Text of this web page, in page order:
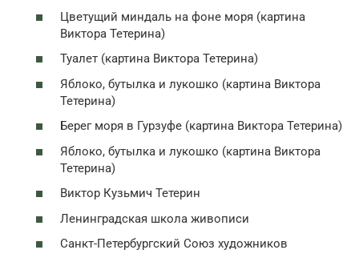
Цветущий миндаль на фоне моря (картина
Виктора Тетерина)
Туалет (картина Виктора Тетерина)
Яблоко, бутылка и лукошко (картина Виктора
Тетерина)
Берег моря в Гурзуфе (картина Виктора Тетерина)
Яблоко, бутылка и лукошко (картина Виктора
Тетерина)
Виктор Кузьмич Тетерин
Ленинградская школа живописи
Санкт-Петербургский Союз художников